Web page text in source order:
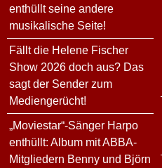
enthüllt seine andere
musikalische Seite!
Fällt die Helene Fischer
Show 2026 doch aus? Das
sagt der Sender zum
Mediengerücht!
„Moviestar“-Sänger Harpo
enthüllt: Album mit ABBA-
Mitgliedern Benny und Björn